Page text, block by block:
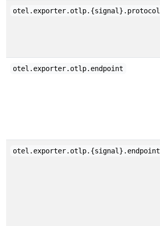
otel.exporter.otlp.{signal}.protocol
otel.exporter.otlp.endpoint
otel.exporter.otlp.{signal}.endpoint